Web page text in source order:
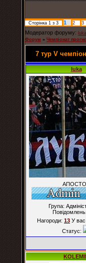
Сторінка 1 з 3 1 2 3
Модератор форуму: luka
Форум » Чемпіонат
7 тур V
luka
Група:
Повідомлень:
Нагороди: 13 У вас
Статус: